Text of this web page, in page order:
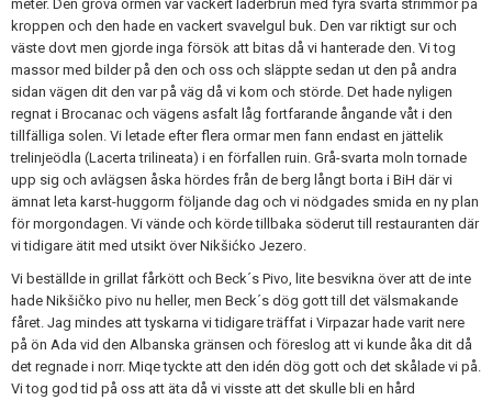
meter. Den grova ormen var vackert läderbrun med fyra svarta strimmor på
kroppen och den hade en vackert svavelgul buk. Den var riktigt sur och
väste dovt men gjorde inga försök att bitas då vi hanterade den. Vi tog
massor med bilder på den och oss och släppte sedan ut den på andra
sidan vägen dit den var på väg då vi kom och störde. Det hade nyligen
regnat i Brocanac och vägens asfalt låg fortfarande ångande våt i den
tillfälliga solen. Vi letade efter flera ormar men fann endast en jättelik
trelinjeödla (Lacerta trilineata) i en förfallen ruin. Grå-svarta moln tornade
upp sig och avlägsen åska hördes från de berg långt borta i BiH där vi
ämnat leta karst-huggorm följande dag och vi nödgades smida en ny plan
för morgondagen. Vi vände och körde tillbaka söderut till restauranten där
vi tidigare ätit med utsikt över Nikšićko Jezero.
Vi beställde in grillat fårkött och Beck´s Pivo, lite besvikna över att de inte
hade Nikšičko pivo nu heller, men Beck´s dög gott till det välsmakande
fåret. Jag mindes att tyskarna vi tidigare träffat i Virpazar hade varit nere
på ön Ada vid den Albanska gränsen och föreslog att vi kunde åka dit då
det regnade i norr. Miqe tyckte att den idén dög gott och det skålade vi på.
Vi tog god tid på oss att äta då vi visste att det skulle bli en hård